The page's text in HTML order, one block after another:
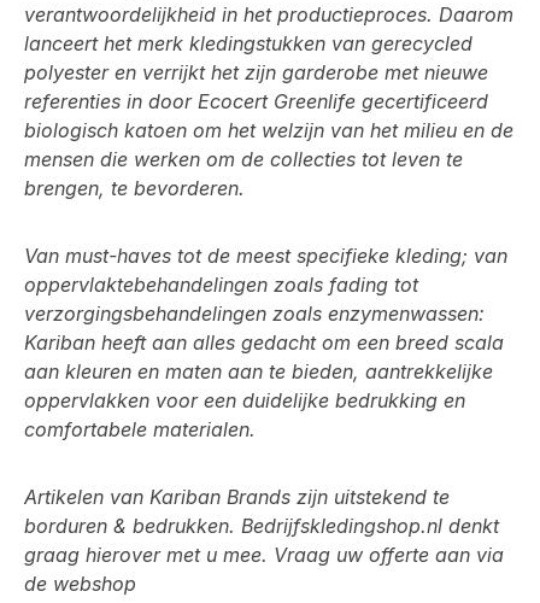
verantwoordelijkheid in het productieproces. Daarom
lanceert het merk kledingstukken van gerecycled
polyester en verrijkt het zijn garderobe met nieuwe
referenties in door Ecocert Greenlife gecertificeerd
biologisch katoen om het welzijn van het milieu en de
mensen die werken om de collecties tot leven te
brengen, te bevorderen.
Van must-haves tot de meest specifieke kleding; van
oppervlaktebehandelingen zoals fading tot
verzorgingsbehandelingen zoals enzymenwassen:
Kariban heeft aan alles gedacht om een breed scala
aan kleuren en maten aan te bieden, aantrekkelijke
oppervlakken voor een duidelijke bedrukking en
comfortabele materialen.
Artikelen van Kariban Brands zijn uitstekend te
borduren & bedrukken. Bedrijfskledingshop.nl denkt
graag hierover met u mee. Vraag uw offerte aan via
de webshop